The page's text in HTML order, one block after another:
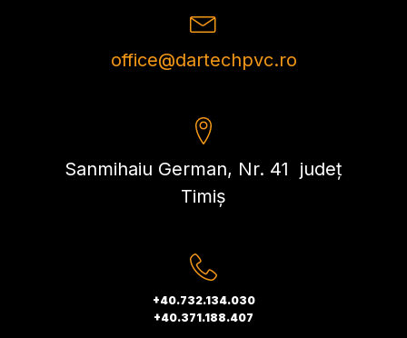
office@dartechpvc.ro
Sanmihaiu German, Nr. 41 județ
Timiș
+40.732.134.030
+40.371.188.407